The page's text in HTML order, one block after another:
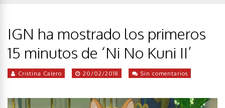
IGN ha mostrado los primeros
15 minutos de ‘Ni No Kuni II’
Cristina Calero 20/02/2018 Sin comentarios